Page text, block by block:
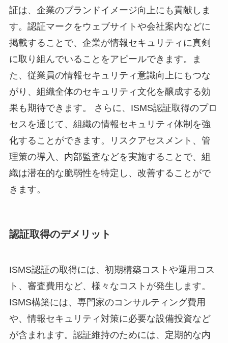
証は、企業のブランドイメージ向上にも貢献しま
す。認証マークをウェブサイトや会社案内などに
掲載することで、企業が情報セキュリティに真剣
に取り組んでいることをアピールできます。ま
た、従業員の情報セキュリティ意識向上にもつな
がり、組織全体のセキュリティ文化を醸成する効
果も期待できます。 さらに、ISMS認証取得のプロ
セスを通じて、組織の情報セキュリティ体制を強
化することができます。リスクアセスメント、管
理策の導入、内部監査などを実施することで、組
織は潜在的な脆弱性を特定し、改善することがで
きます。
認証取得のデメリット
ISMS認証の取得には、初期構築コストや運用コス
ト、審査費用など、様々なコストが発生します。
ISMS構築には、専門家のコンサルティング費用
や、情報セキュリティ対策に必要な設備投資など
が含まれます。認証維持のためには、定期的な内